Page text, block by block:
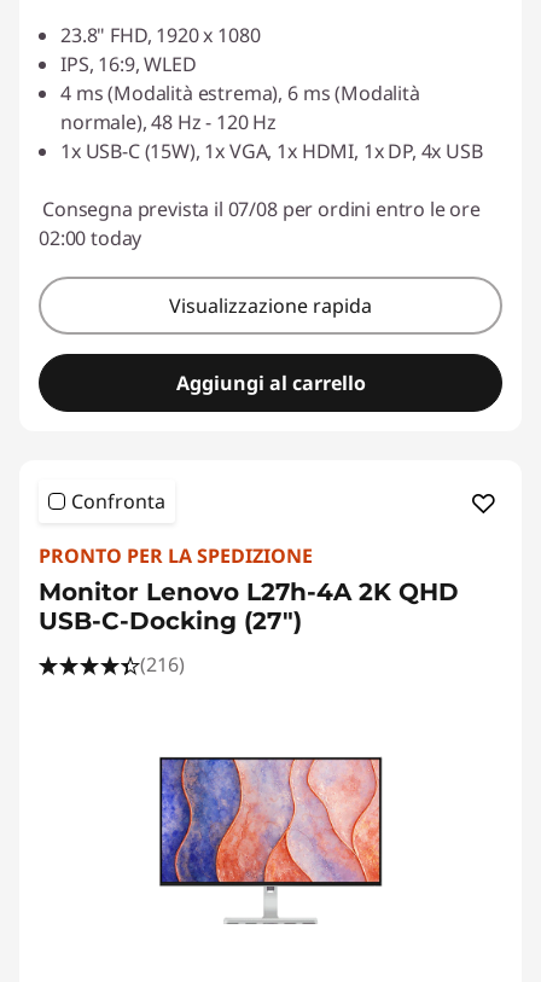
23.8" FHD, 1920 x 1080
IPS, 16:9, WLED
4 ms (Modalità estrema), 6 ms (Modalità
normale), 48 Hz - 120 Hz
1x USB-C (15W), 1x VGA, 1x HDMI, 1x DP, 4x USB
Consegna prevista il 07/08 per ordini entro le ore
02:00 today
Visualizzazione rapida
Aggiungi al carrello
Confronta
PRONTO PER LA SPEDIZIONE
Monitor Lenovo L27h-4A 2K QHD
USB-C-Docking (27")
(216)